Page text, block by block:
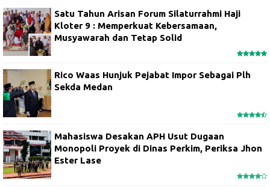
Satu Tahun Arisan Forum Silaturrahmi Haji
Kloter 9 : Memperkuat Kebersamaan,
Musyawarah dan Tetap Solid
Rico Waas Hunjuk Pejabat Impor Sebagai Plh
Sekda Medan
Mahasiswa Desakan APH Usut Dugaan
Monopoli Proyek di Dinas Perkim, Periksa Jhon
Ester Lase